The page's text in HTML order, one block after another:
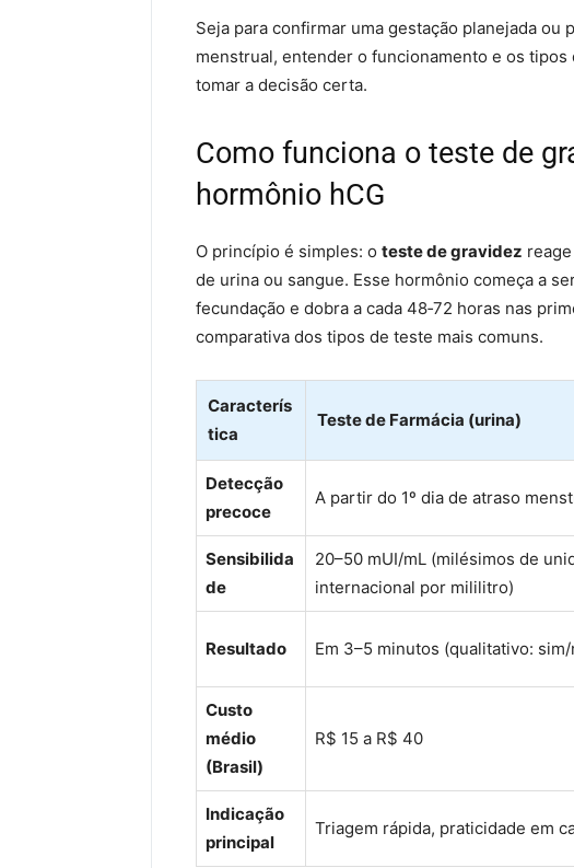
Seja para confirmar uma gestação planejada ou
menstrual, entender o funcionamento e os
tomar a decisão certa.
Como funciona o teste de
hormônio hCG
O princípio é simples: o teste de gravidez
de urina ou sangue. Esse hormônio começa a
fecundação e dobra a cada 48‑72 horas nas
comparativa dos tipos de teste mais comuns.
Caracterís
tica
Teste de Farmácia (urina)
Detecção
precoce
A partir do 1º dia de atraso
Sensibilida
de
20–50 mUI/mL (milésimos de
internacional por mililitro)
Resultado Em 3–5 minutos (qualitativo: sim/
Custo
médio
(Brasil)
R$ 15 a R$ 40
Indicação
principal
Triagem rápida, praticidade em